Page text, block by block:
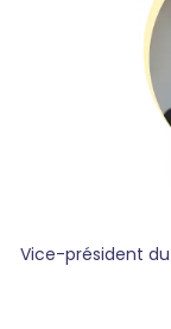
Vice-président